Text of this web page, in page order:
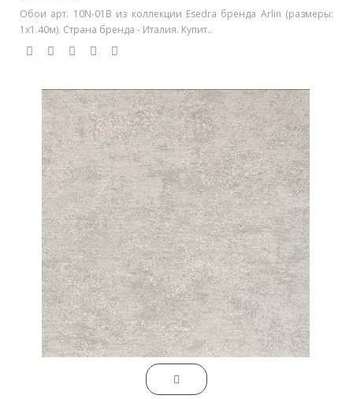
Обои арт. 10N-01B из коллекции Esedra бренда Arlin (размеры:
1х1.40м). Страна бренда - Италия. Купит..